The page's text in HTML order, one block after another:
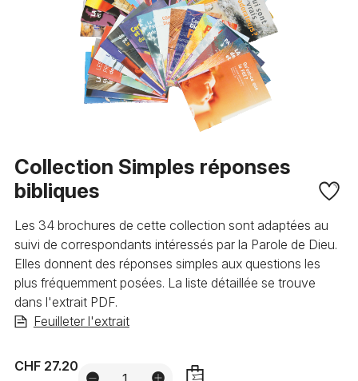
Collection Simples réponses
bibliques
Les 34 brochures de cette collection sont adaptées au
suivi de correspondants intéressés par la Parole de Dieu.
Elles donnent des réponses simples aux questions les
plus fréquemment posées. La liste détaillée se trouve
dans l'extrait PDF.
Feuilleter l'extrait
CHF 27.20